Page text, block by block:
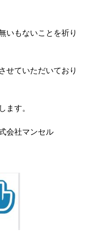
いもないことを祈り
せていただいており
ます。
会社マンセル